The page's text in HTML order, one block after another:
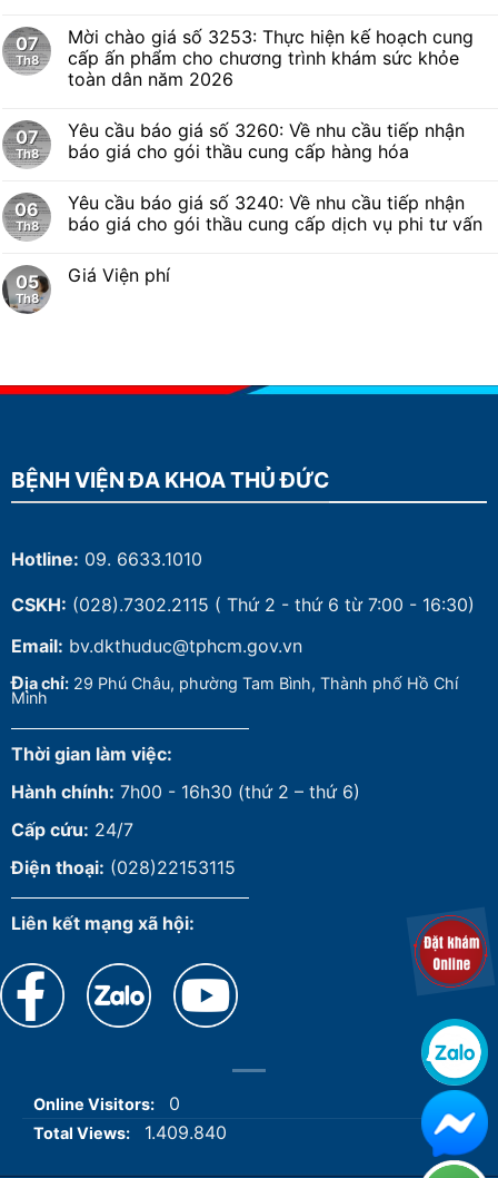
07
Th8
Mời chào giá số 3253: Thực hiện kế hoạch cung
cấp ấn phẩm cho chương trình khám sức khỏe
toàn dân năm 2026
07
Th8
Yêu cầu báo giá số 3260: Về nhu cầu tiếp nhận
báo giá cho gói thầu cung cấp hàng hóa
06
Th8
Yêu cầu báo giá số 3240: Về nhu cầu tiếp nhận
báo giá cho gói thầu cung cấp dịch vụ phi tư vấn
05
Th8
Giá Viện phí
BỆNH VIỆN ĐA KHOA THỦ ĐỨC
Hotline: 09. 6633.1010
CSKH: (028).7302.2115 ( Thứ 2 - thứ 6 từ 7:00 - 16:30)
Email: bv.dkthuduc@tphcm.gov.vn
Địa chỉ: 29 Phú Châu, phường Tam Bình, Thành phố Hồ Chí
Minh
Thời gian làm việc:
Hành chính: 7h00 - 16h30 (thứ 2 – thứ 6)
Cấp cứu: 24/7
Điện thoại: (028)22153115
Liên kết mạng xã hội:
Online Visitors: 0
Total Views: 1.409.840